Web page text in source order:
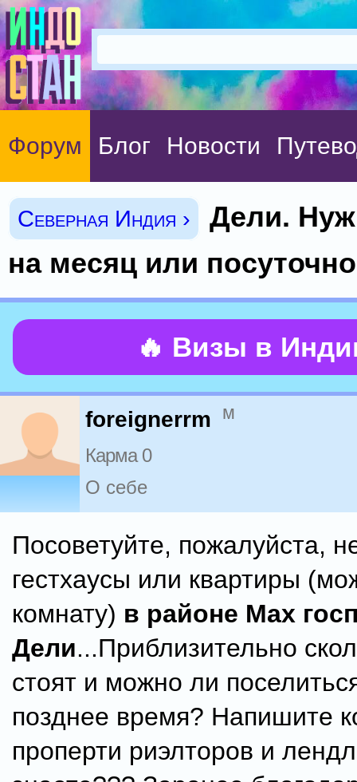
Форум Блог Новости
Северная Индия ›
Дели.
на месяц или посуточно
🔥 Визы в
foreignerrm м
Карма 0
О себе
Посоветуйте, пожалуйста,
гестхаусы или квартиры
комнату) в районе Мах
Дели...Приблизительно
стоят и можно ли
позднее время? Напишите
проперти риэлторов и